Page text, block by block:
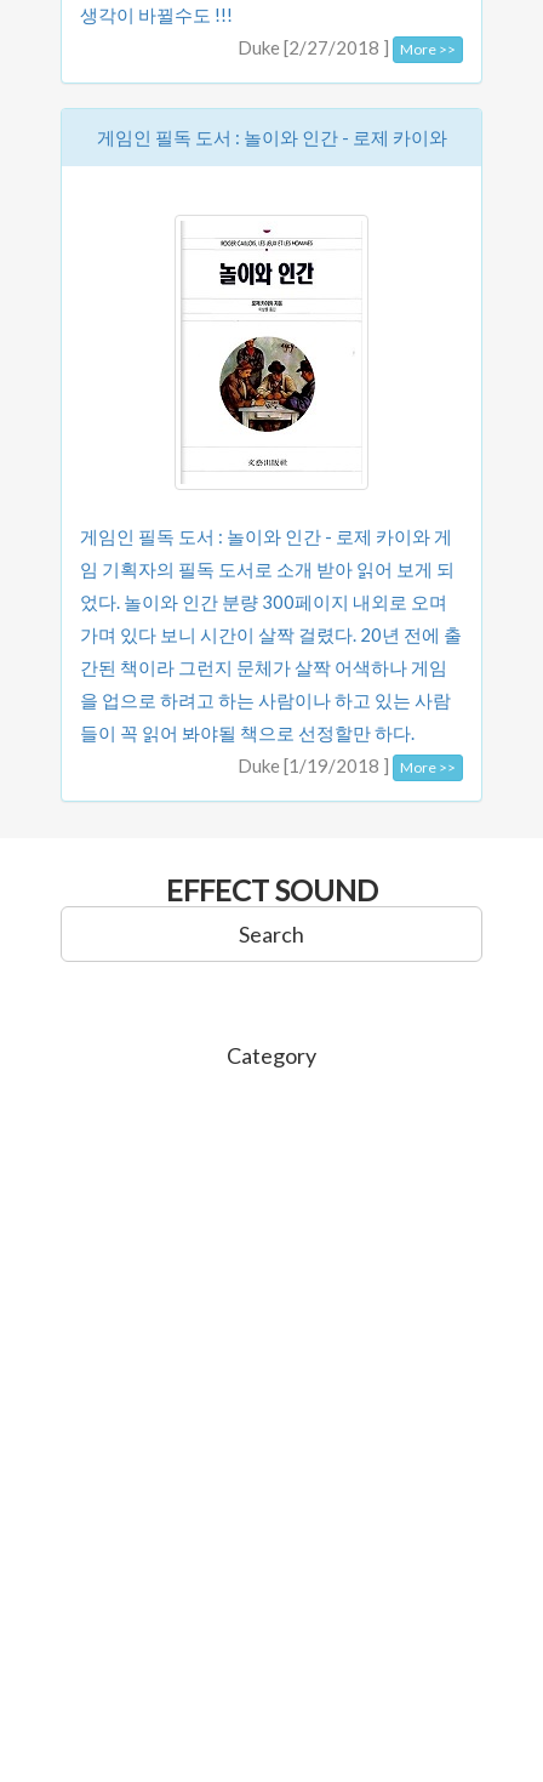
생각이 바뀔수도 !!!
Duke [2/27/2018 ]
More >>
게임인 필독 도서 : 놀이와 인간 - 로제 카이와
게임인 필독 도서 : 놀이와 인간 - 로제 카이와 게
임 기획자의 필독 도서로 소개 받아 읽어 보게 되
었다. 놀이와 인간 분량 300페이지 내외로 오며
가며 있다 보니 시간이 살짝 걸렸다. 20년 전에 출
간된 책이라 그런지 문체가 살짝 어색하나 게임
을 업으로 하려고 하는 사람이나 하고 있는 사람
들이 꼭 읽어 봐야될 책으로 선정할만 하다.
Duke [1/19/2018 ]
More >>
EFFECT SOUND
Search
Category